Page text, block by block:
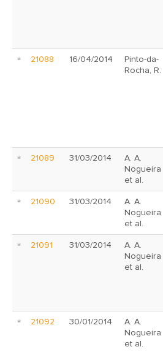
21088 16/04/2014
Pinto-da-
Rocha, R.
21089 31/03/2014
A. A.
Nogueira
et al.
21090 31/03/2014
A. A.
Nogueira
et al.
21091 31/03/2014
A. A.
Nogueira
et al.
21092 30/01/2014
A. A.
Nogueira
et al.